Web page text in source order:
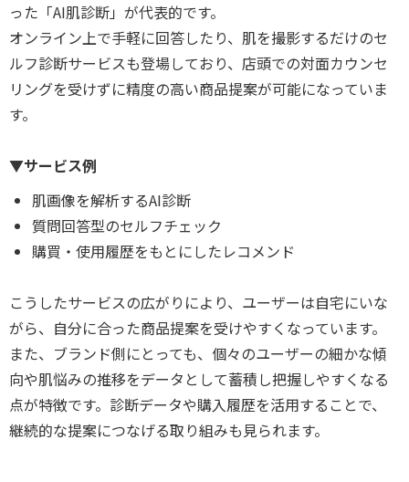
った「AI肌診断」が代表的です。
オンライン上で手軽に回答したり、肌を撮影するだけのセ
ルフ診断サービスも登場しており、店頭での対面カウンセ
リングを受けずに精度の高い商品提案が可能になっていま
す。
▼サービス例
肌画像を解析するAI診断
質問回答型のセルフチェック
購買・使用履歴をもとにしたレコメンド
こうしたサービスの広がりにより、ユーザーは自宅にいな
がら、自分に合った商品提案を受けやすくなっています。
また、ブランド側にとっても、個々のユーザーの細かな傾
向や肌悩みの推移をデータとして蓄積し把握しやすくなる
点が特徴です。診断データや購入履歴を活用することで、
継続的な提案につなげる取り組みも見られます。